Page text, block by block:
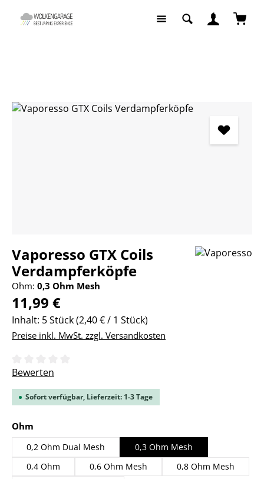
Zum Hauptinhalt springen
Bildergalerie überspringen
Vaporesso GTX Coils
Verdampferköpfe
Ohm: 0,3 Ohm Mesh
Regulärer Preis:
11,99 €
Inhalt: 5 Stück(2,40 € / 1 Stück)
Preise inkl. MwSt. zzgl. Versandkosten
Durchschnittliche Bewertung von 0 von 5 Sternen
Bewerten
Sofort verfügbar, Lieferzeit: 1-3 Tage
Ohm
0,2 Ohm Dual Mesh
0,3 Ohm Mesh
0,4 Ohm
0,6 Ohm Mesh
0,8 Ohm Mesh